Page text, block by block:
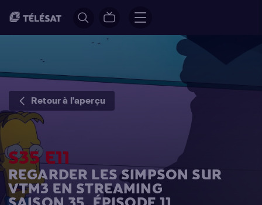
Retour à l'aperçu
S35 E11
REGARDER LES SIMPSON SUR
VTM3 EN STREAMING